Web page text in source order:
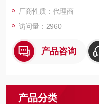
厂商性质：代理商
访问量：2960
产品咨询
产品分类